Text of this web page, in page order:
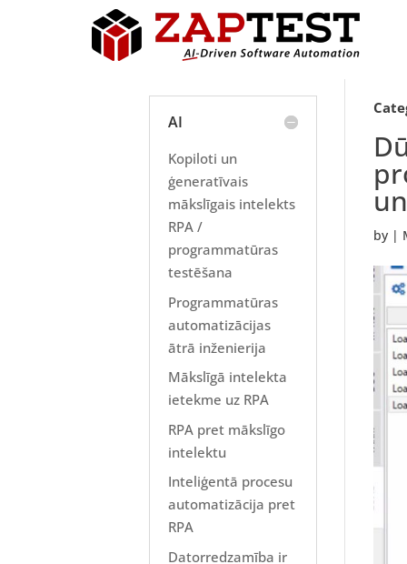
by |
AI
Kopiloti un
ģeneratīvais
mākslīgais intelekts
RPA /
programmatūras
testēšana
Programmatūras
automatizācijas
ātrā inženierija
Mākslīgā intelekta
ietekme uz RPA
RPA pret mākslīgo
intelektu
Inteliģentā procesu
automatizācija pret
RPA
Datorredzamība ir